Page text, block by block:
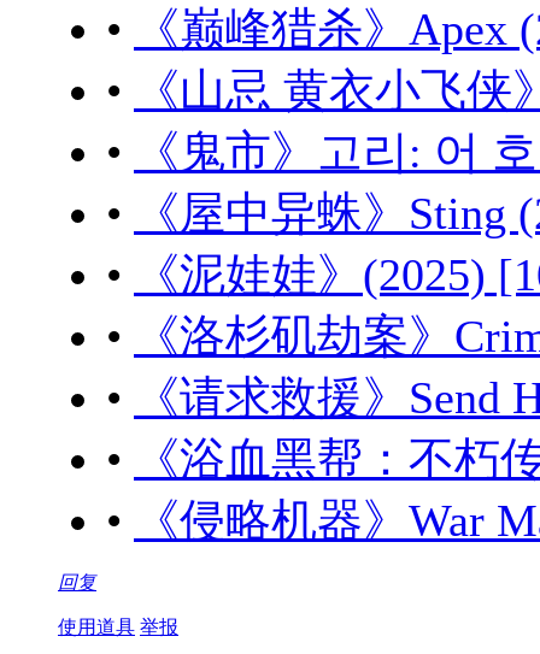
•
《巅峰猎杀》Apex
•
《山忌 黄衣小飞
•
《鬼市》고리: 어
•
《屋中异蛛》Sting
•
《泥娃娃》(2025)
•
《洛杉矶劫案》
•
《请求救援》Send
•
《浴血黑帮：不朽
•
《侵略机器》War
回复
使用道具 举报